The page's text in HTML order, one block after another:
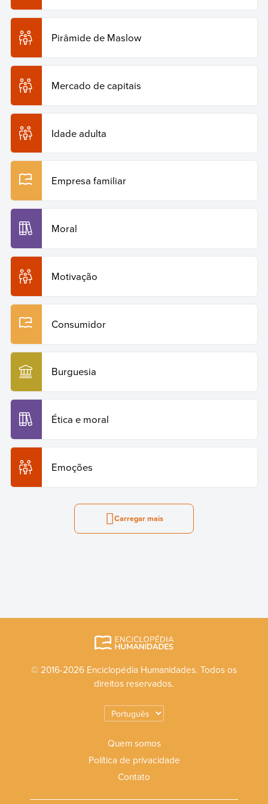
Pirâmide de Maslow
Mercado de capitais
Idade adulta
Empresa familiar
Moral
Motivação
Consumidor
Burguesia
Ética e moral
Emoções
Carregar mais
© 2016-2026 Enciclopédia Humanidades. Todos os
direitos reservados.
Quem somos
Política de privacidade
Contato